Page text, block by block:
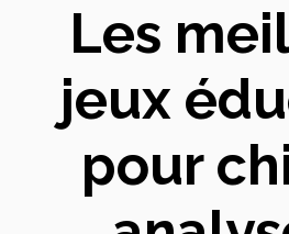
Les
jeux
pour